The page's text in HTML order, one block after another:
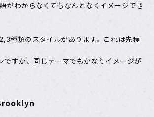
がわからなくてもなんとなくイメージでき
種類のスタイルがあります。これは先程
すが、同じテーマでもかなりイメージが